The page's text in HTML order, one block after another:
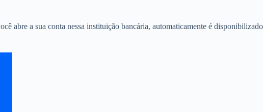
abre a sua conta nessa instituição bancária, automaticamente é disponibilizado